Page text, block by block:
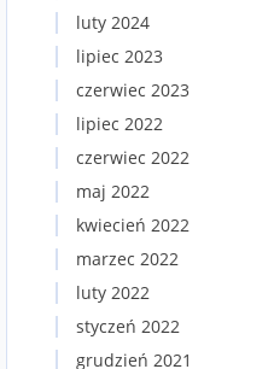
luty 2024
lipiec 2023
czerwiec 2023
lipiec 2022
czerwiec 2022
maj 2022
kwiecień 2022
marzec 2022
luty 2022
styczeń 2022
grudzień 2021